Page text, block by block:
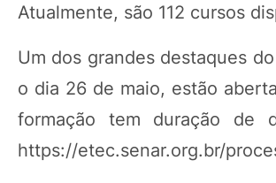
Atualmente, são 112 cursos
Um dos grandes destaques
o dia 26 de maio, estão
formação tem duração de
https://etec.senar.org.br/